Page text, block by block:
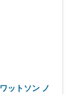
ットソン ノ